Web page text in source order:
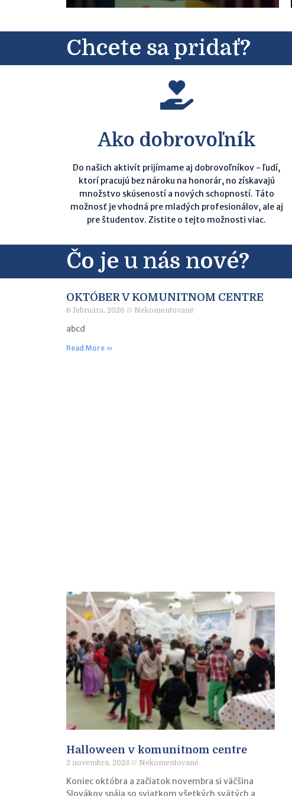
Chcete sa pridať?
Ako dobrovoľník
Do našich aktivít prijímame aj dobrovoľníkov - ľudí,
ktorí pracujú bez nároku na honorár, no získavajú
množstvo skúseností a nových schopností. Táto
možnosť je vhodná pre mladých profesionálov, ale aj
pre študentov. Zistite o tejto možnosti viac.
Čo je u nás nové?
OKTÓBER V KOMUNITNOM CENTRE
6 februára, 2026 Nekomentované
abcd
Read More »
Halloween v komunitnom centre
2 novembra, 2023 Nekomentované
Koniec októbra a začiatok novembra si väčšina
Slovákov spája so sviatkom všetkých svätých a